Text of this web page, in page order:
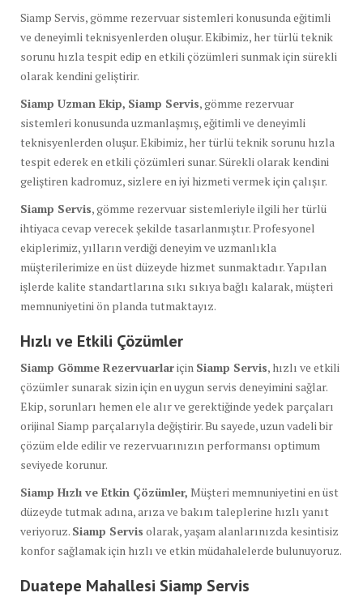
Siamp Servis, gömme rezervuar sistemleri konusunda eğitimli
ve deneyimli teknisyenlerden oluşur. Ekibimiz, her türlü teknik
sorunu hızla tespit edip en etkili çözümleri sunmak için sürekli
olarak kendini geliştirir.
Siamp Uzman Ekip, Siamp Servis, gömme rezervuar
sistemleri konusunda uzmanlaşmış, eğitimli ve deneyimli
teknisyenlerden oluşur. Ekibimiz, her türlü teknik sorunu hızla
tespit ederek en etkili çözümleri sunar. Sürekli olarak kendini
geliştiren kadromuz, sizlere en iyi hizmeti vermek için çalışır.
Siamp Servis, gömme rezervuar sistemleriyle ilgili her türlü
ihtiyaca cevap verecek şekilde tasarlanmıştır. Profesyonel
ekiplerimiz, yılların verdiği deneyim ve uzmanlıkla
müşterilerimize en üst düzeyde hizmet sunmaktadır. Yapılan
işlerde kalite standartlarına sıkı sıkıya bağlı kalarak, müşteri
memnuniyetini ön planda tutmaktayız.
Hızlı ve Etkili Çözümler
Siamp Gömme Rezervuarlariçin Siamp Servis, hızlı ve etkili
çözümler sunarak sizin için en uygun servis deneyimini sağlar.
Ekip, sorunları hemen ele alır ve gerektiğinde yedek parçaları
orijinal Siamp parçalarıyla değiştirir. Bu sayede, uzun vadeli bir
çözüm elde edilir ve rezervuarınızın performansı optimum
seviyede korunur.
Siamp Hızlı ve Etkin Çözümler, Müşteri memnuniyetini en üst
düzeyde tutmak adına, arıza ve bakım taleplerine hızlı yanıt
veriyoruz. Siamp Servis olarak, yaşam alanlarınızda kesintisiz
konfor sağlamak için hızlı ve etkin müdahalelerde bulunuyoruz.
Duatepe Mahallesi Siamp Servis